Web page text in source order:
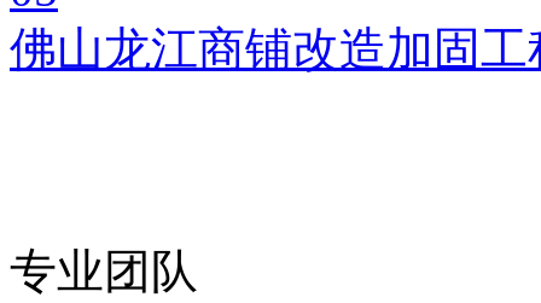
佛山龙江商铺改造加固工
专业团队